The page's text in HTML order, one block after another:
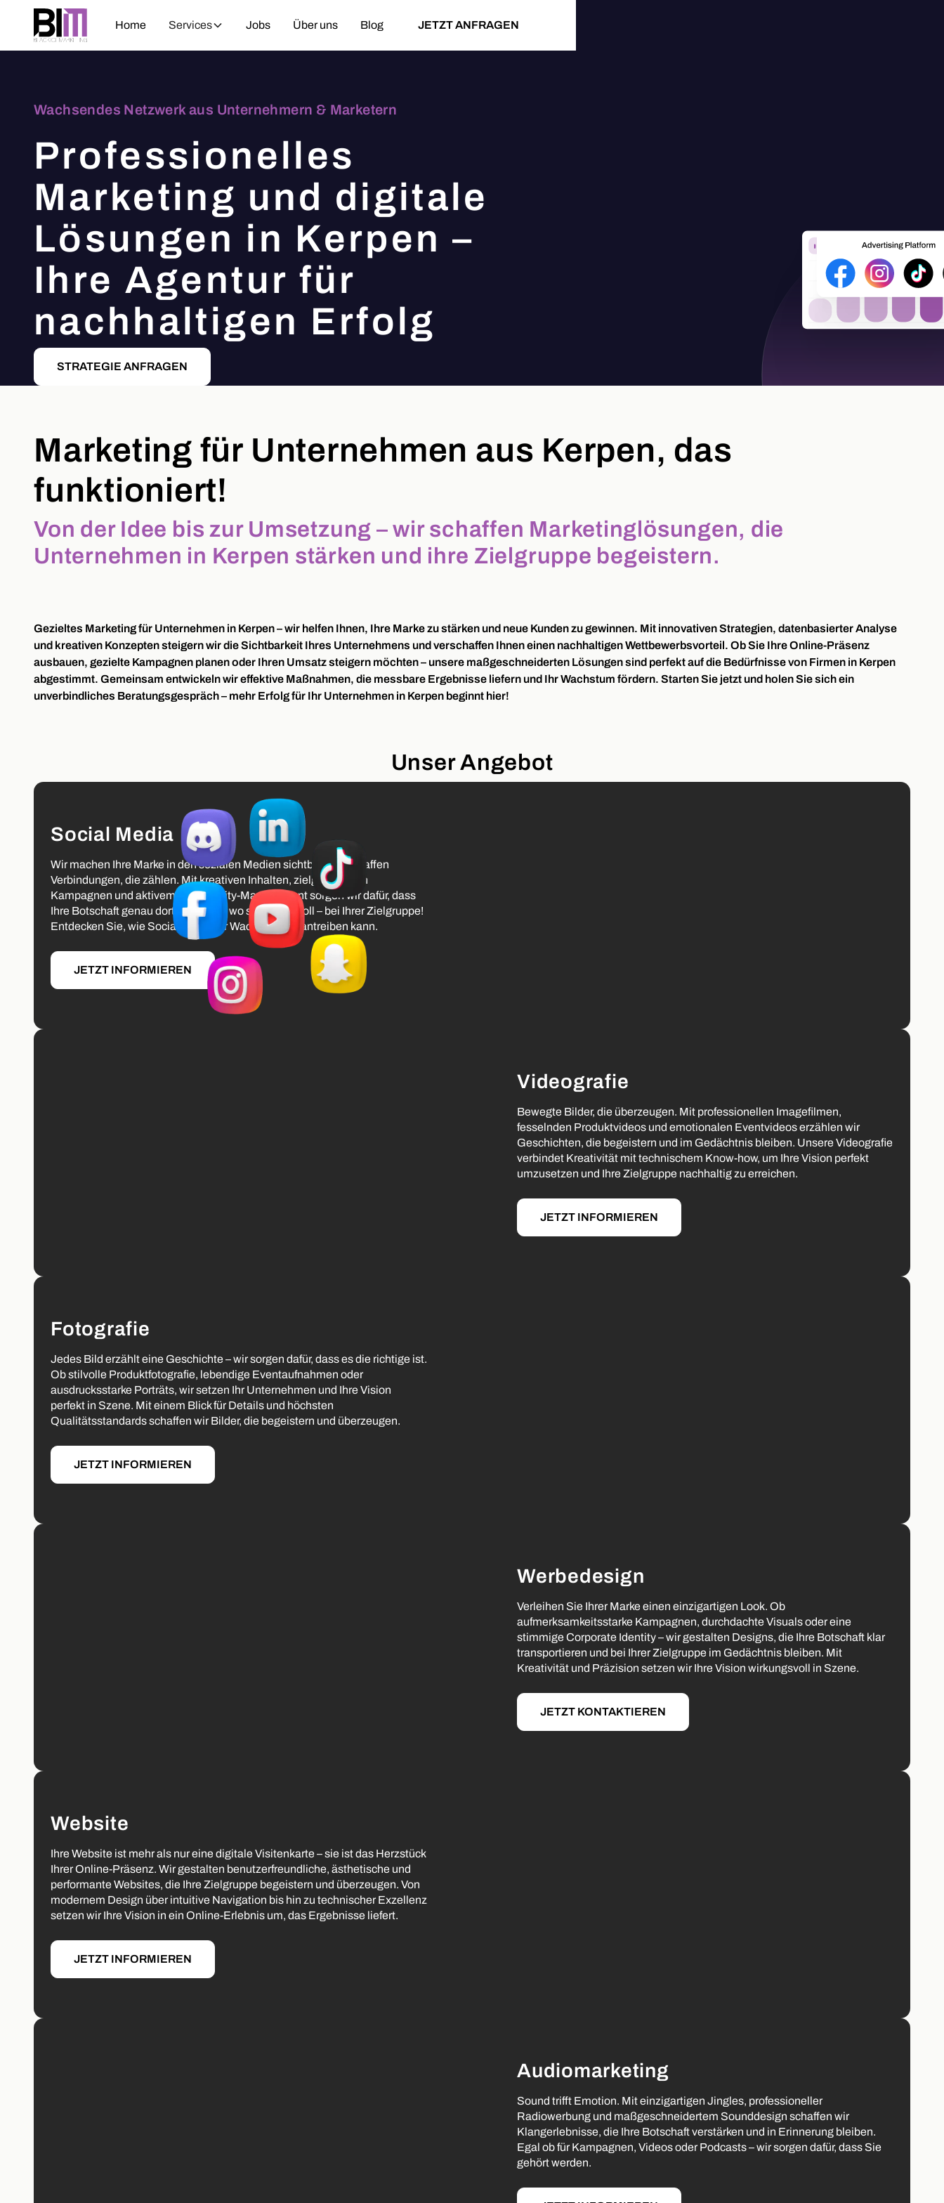
Home Services Jobs Über uns Blog JETZT ANFRAGEN
Wachsendes Netzwerk aus Unternehmern & Marketern
Professionelles
Marketing und digitale
Lösungen in Kerpen –
Ihre Agentur für
nachhaltigen Erfolg
STRATEGIE ANFRAGEN
Marketing für Unternehmen aus Kerpen, das
funktioniert!
Von der Idee bis zur Umsetzung – wir schaffen Marketinglösungen, die
Unternehmen in Kerpen stärken und ihre Zielgruppe begeistern.
Gezieltes Marketing für Unternehmen in Kerpen – wir helfen Ihnen, Ihre Marke zu stärken und neue Kunden zu gewinnen. Mit innovativen Strategien, datenbasierter Analyse
und kreativen Konzepten steigern wir die Sichtbarkeit Ihres Unternehmens und verschaffen Ihnen einen nachhaltigen Wettbewerbsvorteil. Ob Sie Ihre Online-Präsenz
ausbauen, gezielte Kampagnen planen oder Ihren Umsatz steigern möchten – unsere maßgeschneiderten Lösungen sind perfekt auf die Bedürfnisse von Firmen in Kerpen
abgestimmt. Gemeinsam entwickeln wir effektive Maßnahmen, die messbare Ergebnisse liefern und Ihr Wachstum fördern. Starten Sie jetzt und holen Sie sich ein
unverbindliches Beratungsgespräch – mehr Erfolg für Ihr Unternehmen in Kerpen beginnt hier!
Unser Angebot
Social Media
Wir machen Ihre Marke in den sozialen Medien sichtbar und schaffen
Verbindungen, die zählen. Mit kreativen Inhalten, zielgerichteten
Kampagnen und aktivem Community-Management sorgen wir dafür, dass
Ihre Botschaft genau dort ankommt, wo sie wirken soll – bei Ihrer Zielgruppe!
Entdecken Sie, wie Social Media Ihr Wachstum vorantreiben kann.
JETZT INFORMIEREN
Videografie
Bewegte Bilder, die überzeugen. Mit professionellen Imagefilmen,
fesselnden Produktvideos und emotionalen Eventvideos erzählen wir
Geschichten, die begeistern und im Gedächtnis bleiben. Unsere Videografie
verbindet Kreativität mit technischem Know-how, um Ihre Vision perfekt
umzusetzen und Ihre Zielgruppe nachhaltig zu erreichen.
JETZT INFORMIEREN
Fotografie
Jedes Bild erzählt eine Geschichte – wir sorgen dafür, dass es die richtige ist.
Ob stilvolle Produktfotografie, lebendige Eventaufnahmen oder
ausdrucksstarke Porträts, wir setzen Ihr Unternehmen und Ihre Vision
perfekt in Szene. Mit einem Blick für Details und höchsten
Qualitätsstandards schaffen wir Bilder, die begeistern und überzeugen.
JETZT INFORMIEREN
Werbedesign
Verleihen Sie Ihrer Marke einen einzigartigen Look. Ob
aufmerksamkeitsstarke Kampagnen, durchdachte Visuals oder eine
stimmige Corporate Identity – wir gestalten Designs, die Ihre Botschaft klar
transportieren und bei Ihrer Zielgruppe im Gedächtnis bleiben. Mit
Kreativität und Präzision setzen wir Ihre Vision wirkungsvoll in Szene.
JETZT KONTAKTIEREN
Website
Ihre Website ist mehr als nur eine digitale Visitenkarte – sie ist das Herzstück
Ihrer Online-Präsenz. Wir gestalten benutzerfreundliche, ästhetische und
performante Websites, die Ihre Zielgruppe begeistern und überzeugen. Von
modernem Design über intuitive Navigation bis hin zu technischer Exzellenz
setzen wir Ihre Vision in ein Online-Erlebnis um, das Ergebnisse liefert.
JETZT INFORMIEREN
Audiomarketing
Sound trifft Emotion. Mit einzigartigen Jingles, professioneller
Radiowerbung und maßgeschneidertem Sounddesign schaffen wir
Klangerlebnisse, die Ihre Botschaft verstärken und in Erinnerung bleiben.
Egal ob für Kampagnen, Videos oder Podcasts – wir sorgen dafür, dass Sie
gehört werden.